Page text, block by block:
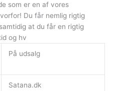
som er en af vores
Du får nemlig rigtig
at du får en rigtig
og hv
På udsalg
Satana.dk